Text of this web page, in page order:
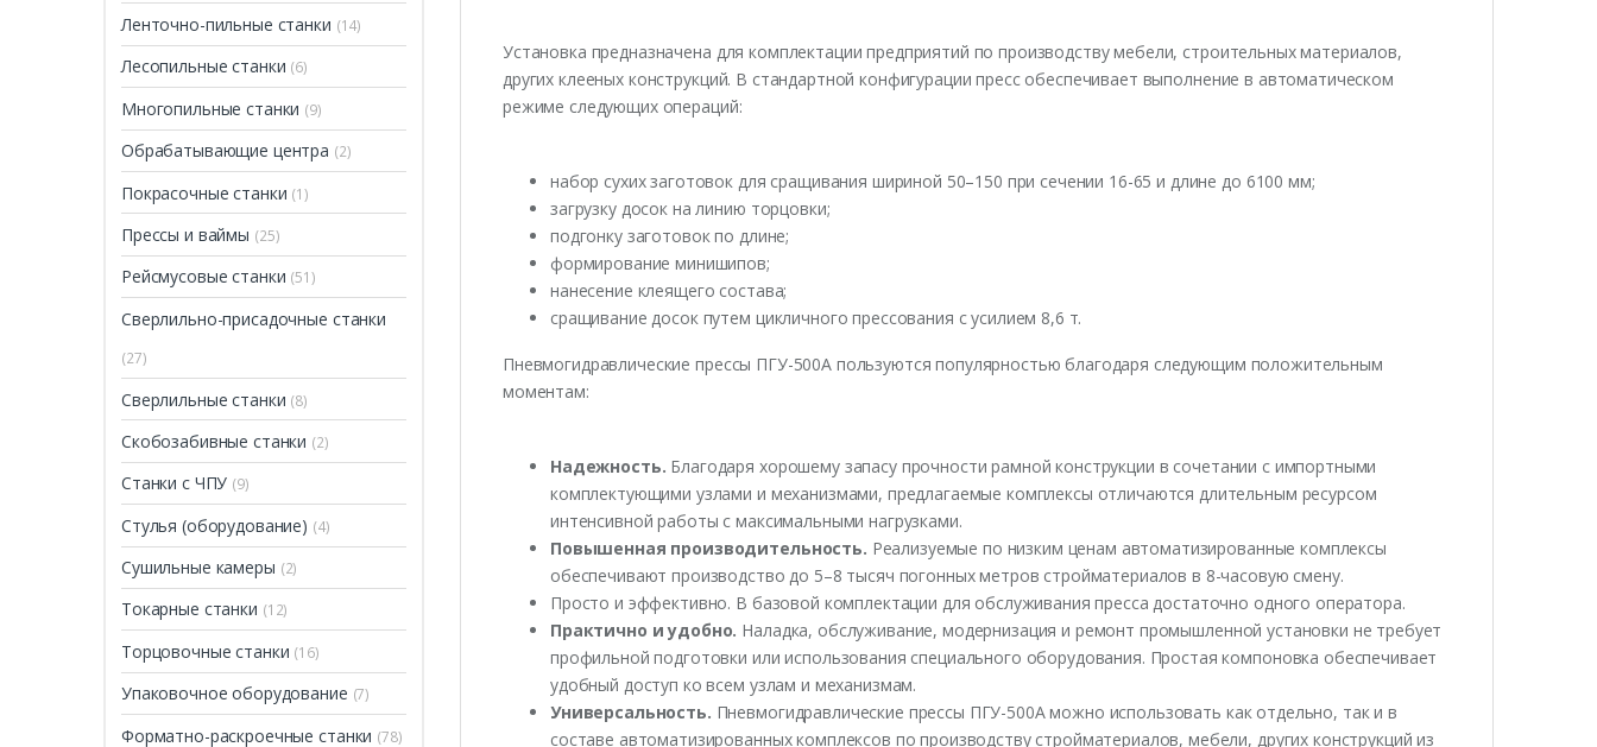
Установка предназначена для комплектации предприятий по производству мебели, строительных материалов,
других клееных конструкций. В стандартной конфигурации пресс обеспечивает выполнение в автоматическом
режиме следующих операций:
набор сухих заготовок для сращивания шириной 50–150 при сечении 16-65 и длине до 6100 мм;
загрузку досок на линию торцовки;
подгонку заготовок по длине;
формирование минишипов;
нанесение клеящего состава;
сращивание досок путем цикличного прессования с усилием 8,6 т.
Пневмогидравлические прессы ПГУ-500А пользуются популярностью благодаря следующим положительным
моментам:
Надежность. Благодаря хорошему запасу прочности рамной конструкции в сочетании с импортными
комплектующими узлами и механизмами, предлагаемые комплексы отличаются длительным ресурсом
интенсивной работы с максимальными нагрузками.
Повышенная производительность. Реализуемые по низким ценам автоматизированные комплексы
обеспечивают производство до 5–8 тысяч погонных метров стройматериалов в 8-часовую смену.
Просто и эффективно. В базовой комплектации для обслуживания пресса достаточно одного оператора.
Практично и удобно. Наладка, обслуживание, модернизация и ремонт промышленной установки не требует
профильной подготовки или использования специального оборудования. Простая компоновка обеспечивает
удобный доступ ко всем узлам и механизмам.
Универсальность. Пневмогидравлические прессы ПГУ-500А можно использовать как отдельно, так и в
составе автоматизированных комплексов по производству стройматериалов, мебели, других конструкций из
Ленточно-пильные станки (14)
Лесопильные станки (6)
Многопильные станки (9)
Обрабатывающие центра (2)
Покрасочные станки (1)
Прессы и ваймы (25)
Рейсмусовые станки (51)
Сверлильно-присадочные станки
(27)
Сверлильные станки (8)
Скобозабивные станки (2)
Станки с ЧПУ (9)
Стулья (оборудование) (4)
Сушильные камеры (2)
Токарные станки (12)
Торцовочные станки (16)
Упаковочное оборудование (7)
Форматно-раскроечные станки (78)